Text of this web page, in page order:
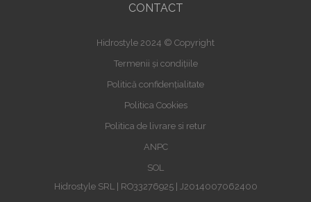
CONTACT
Hidrostyle 2024 © Copyright
Termenii și condițiile
Politică confidențialitate
Politica Cookies
Politica de livrare si retur
ANPC
SOL
Hidrostyle SRL | RO33276925 | J2014007062400